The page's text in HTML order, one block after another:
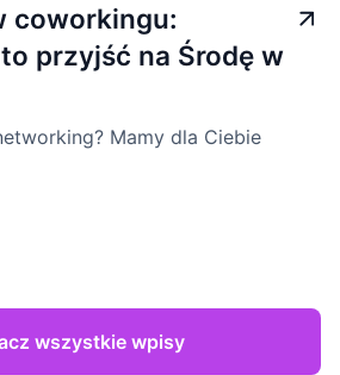
coworkingu:
przyjść na Środę w
Mamy dla Ciebie
wszystkie wpisy